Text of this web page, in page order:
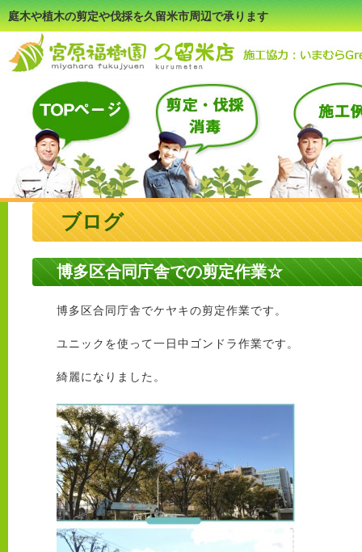
庭木や植木の剪定や伐採を久留米市周辺で承ります
ブログ
博多区合同庁舎での剪定作業☆
博多区合同庁舎でケヤキの剪定作業です。
ユニックを使って一日中ゴンドラ作業です。
綺麗になりました。